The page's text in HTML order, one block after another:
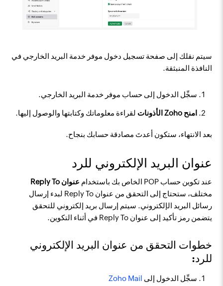
سيتم نقلك إلى صفحة تسجيل دخول موفر خدمة البريد الخارجي في
النافذة المنبثقة.
سجِّل الدخول إلى حساب موفر خدمة البريد الخارجي.
امنح Zoho الأذونات لقراءة معلوماتك وكتابتها والوصول إليها.
بعد الانتهاء، ستكون أعدتَ مصادقة حسابك بنجاح.
عنوان البريد الإلكتروني للرد
عند تكوين حساب POP الخاص بك باستخدام
عنوان Reply To
مختلف، ستحتاج إلى التحقق من عنوان Reply To لبدء إرسال
رسائل البريد الإلكتروني. سيتم إرسال بريد إلكتروني للتحقق
يتضمن رمز تأكيد إلى عنوان Reply To في أثناء التكوين.
خطوات التحقق من عنوان البريد الإلكتروني
للرد:
سجِّل الدخول إلى Zoho Mail